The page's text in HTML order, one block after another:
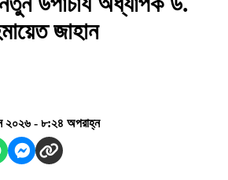
জাহান
২০২৬ - ৮:২৪ অপরাহ্ন